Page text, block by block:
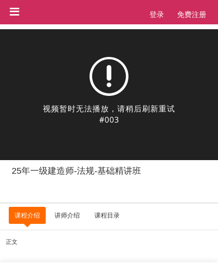
登录 免费注册
25年一级建造师-法规-基础精讲班
课程介绍 讲师介绍 课程目录
正文